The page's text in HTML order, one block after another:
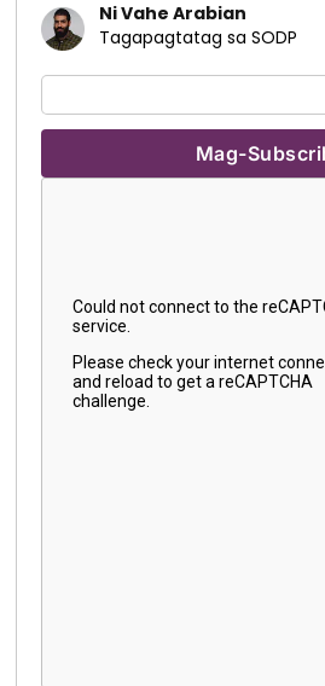
Ni Vahe Arabian
Tagapagtatag sa SODP